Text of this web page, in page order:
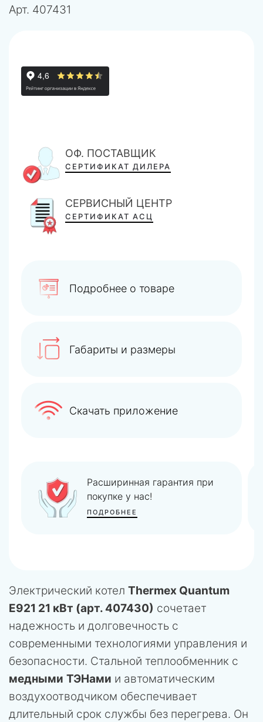
Арт. 407431
ОФ. ПОСТАВЩИК
СЕРТИФИКАТ ДИЛЕРА
СЕРВИСНЫЙ ЦЕНТР
СЕРТИФИКАТ АСЦ
Подробнее о товаре
Габариты и размеры
Скачать приложение
Покупать оборудование
комплектом дешевле!
ПОДРОБНЕЕ
Электрический котел Thermex Quantum
E921 21 кВт (арт. 407430) сочетает
надежность и долговечность с
современными технологиями управления и
безопасности. Стальной теплообменник с
медными ТЭНами и автоматическим
воздухоотводчиком обеспечивает
длительный срок службы без перегрева. Он